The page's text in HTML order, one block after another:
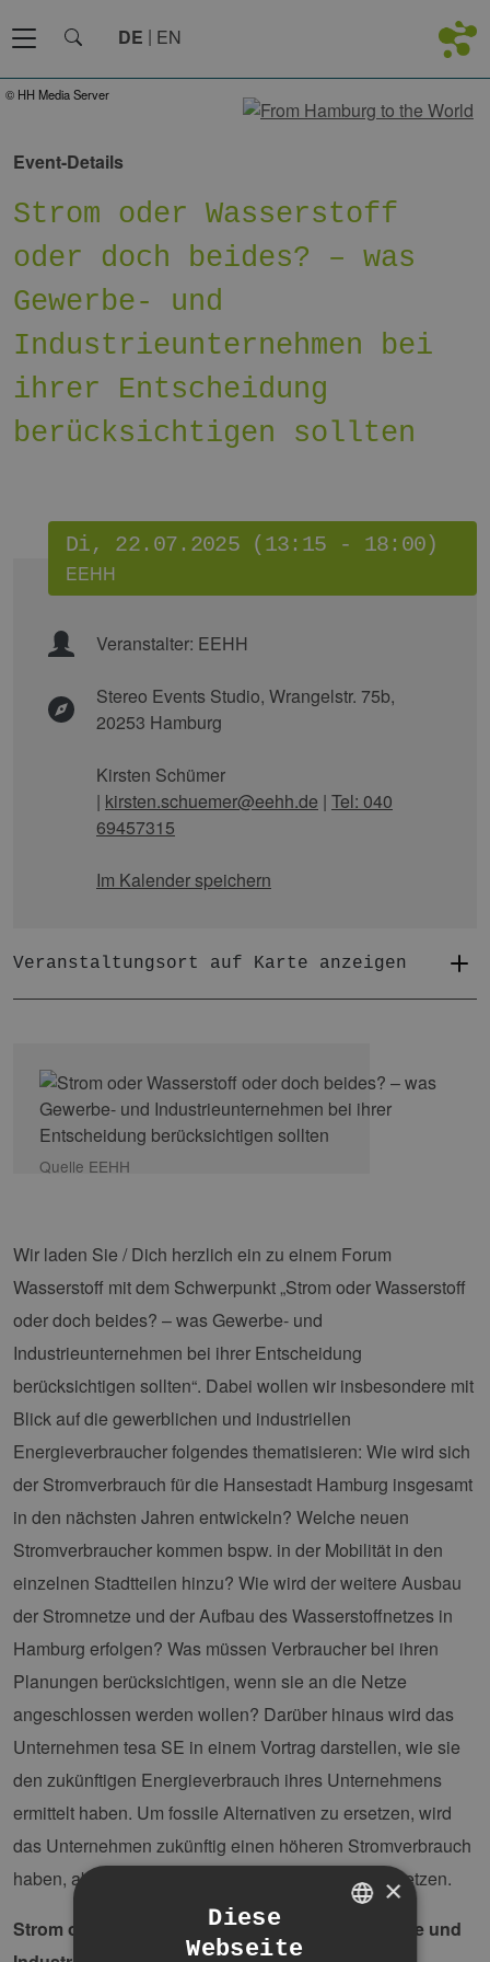
DE EN
© HH Media Server
Event-Details
Strom oder Wasserstoff
oder doch beides? – was
Gewerbe- und
Industrieunternehmen bei
ihrer Entscheidung
berücksichtigen sollten
Di, 22.07.2025 (13:15 - 18:00)
EEHH
Veranstalter: EEHH
Stereo Events Studio, Wrangelstr. 75b,
20253 Hamburg
Kirsten Schümer
| kirsten.schuemer@eehh.de | Tel: 040
69457315
Im Kalender speichern
Veranstaltungsort auf Karte anzeigen
Quelle EEHH
Wir laden Sie / Dich herzlich ein zu einem Forum
Wasserstoff mit dem Schwerpunkt „Strom oder Wasserstoff
oder doch beides? – was Gewerbe- und
Industrieunternehmen bei ihrer Entscheidung
berücksichtigen sollten“. Dabei wollen wir insbesondere mit
Blick auf die gewerblichen und industriellen
Energieverbraucher folgendes thematisieren: Wie wird sich
der Stromverbrauch für die Hansestadt Hamburg insgesamt
in den nächsten Jahren entwickeln? Welche neuen
Stromverbraucher kommen bspw. in der Mobilität in den
einzelnen Stadtteilen hinzu? Wie wird der weitere Ausbau
der Stromnetze und der Aufbau des Wasserstoffnetzes in
Hamburg erfolgen? Was müssen Verbraucher bei ihren
Planungen berücksichtigen, wenn sie an die Netze
angeschlossen werden wollen? Darüber hinaus wird das
Unternehmen tesa SE in einem Vortrag darstellen, wie sie
den zukünftigen Energieverbrauch ihres Unternehmens
ermittelt haben. Um fossile Alternativen zu ersetzen, wird
das Unternehmen zukünftig einen höheren Stromverbrauch
haben, aber auch Wasserstoff als Prozessgas einsetzen.
Strom oder Wasserstoff: wie sollten sich Gewerbe und
×
Diese
Webseite